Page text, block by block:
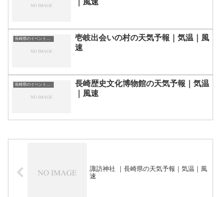
壱岐出会いの村の天気予報｜気温｜風
速
長崎歴史文化博物館の天気予報｜気温
｜風速
諏訪神社 ｜長崎県の天気予報｜気温｜風
速